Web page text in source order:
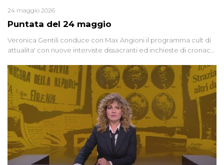
Puntata del 24 maggio
24 maggio 2026
Veronica Gentili conduce con Max Angioni il programma cult di
attualita' con nuove interviste dissacranti ed inchieste di cronaca